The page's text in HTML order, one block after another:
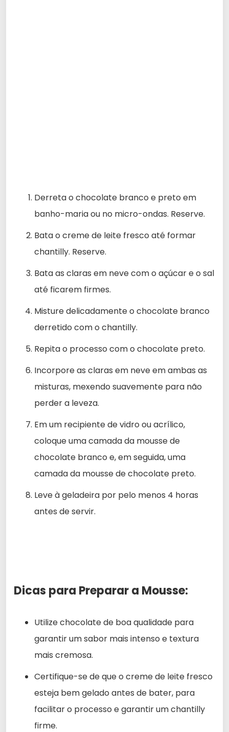
Derreta o chocolate branco e preto em
banho-maria ou no micro-ondas. Reserve.
Bata o creme de leite fresco até formar
chantilly. Reserve.
Bata as claras em neve com o açúcar e o sal
até ficarem firmes.
Misture delicadamente o chocolate branco
derretido com o chantilly.
Repita o processo com o chocolate preto.
Incorpore as claras em neve em ambas as
misturas, mexendo suavemente para não
perder a leveza.
Em um recipiente de vidro ou acrílico,
coloque uma camada da mousse de
chocolate branco e, em seguida, uma
camada da mousse de chocolate preto.
Leve à geladeira por pelo menos 4 horas
antes de servir.
Dicas para Preparar a Mousse:
Utilize chocolate de boa qualidade para
garantir um sabor mais intenso e textura
mais cremosa.
Certifique-se de que o creme de leite fresco
esteja bem gelado antes de bater, para
facilitar o processo e garantir um chantilly
firme.